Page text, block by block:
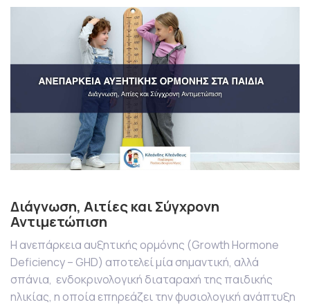
posted byK. Kleanthous
31 Μαρτίου, 2026
Δεν υπάρχουν Σχόλια
Διάγνωση, Αιτίες και Σύγχρονη
Αντιμετώπιση
Η ανεπάρκεια αυξητικής ορμόνης (Growth Hormone
Deficiency – GHD) αποτελεί μία σημαντική, αλλά
σπάνια, ενδοκρινολογική διαταραχή της παιδικής
ηλικίας, η οποία επηρεάζει την φυσιολογική ανάπτυξη